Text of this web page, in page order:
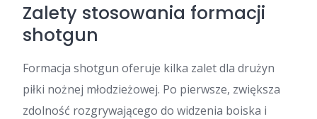
Zalety stosowania formacji
shotgun
Formacja shotgun oferuje kilka zalet dla drużyn
piłki nożnej młodzieżowej. Po pierwsze, zwiększa
zdolność rozgrywającego do widzenia boiska i